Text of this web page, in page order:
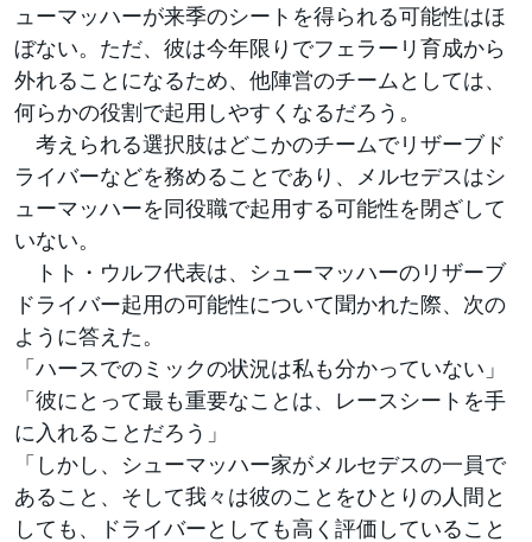
ューマッハーが来季のシートを得られる可能性はほ
ぼない。ただ、彼は今年限りでフェラーリ育成から
外れることになるため、他陣営のチームとしては、
何らかの役割で起用しやすくなるだろう。
考えられる選択肢はどこかのチームでリザーブド
ライバーなどを務めることであり、メルセデスはシ
ューマッハーを同役職で起用する可能性を閉ざして
いない。
トト・ウルフ代表は、シューマッハーのリザーブ
ドライバー起用の可能性について聞かれた際、次の
ように答えた。
「ハースでのミックの状況は私も分かっていない」
「彼にとって最も重要なことは、レースシートを手
に入れることだろう」
「しかし、シューマッハー家がメルセデスの一員で
あること、そして我々は彼のことをひとりの人間と
しても、ドライバーとしても高く評価していること